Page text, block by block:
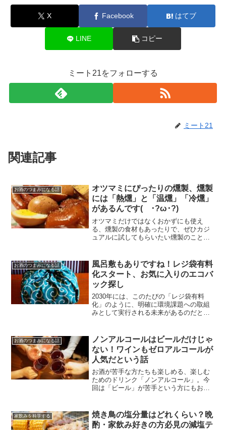
X Facebook はてブ
LINE コピー
ミート21をフォローする
ミート21
関連記事
お酒のつまみになる話
オツマミにぴったりの燻製、燻製
には「熱燻」と「温燻」「冷燻」
があるんです( ･?ω･?)
オツマミだけではなくおかずにも使え
る、燻製の食材もあったりで、ぜひカジ
ュアルに試してもらいたい燻製のことに
お酒のつまみになる話
風呂敷もありですね！レジ袋有料
化スタート、お気に入りのエコバ
ック探し
2030年には、このたびの「レジ袋有料
化」のように、明確に環境課題への取組
みとして実行される未来があるのだと思
も大事なんだと思います。
お酒のつまみになる話
ノンアルコールはビールだけじゃ
ない！ワインもゼロアルコールが
人気だという話
お酒が苦手な方たちも楽しめる、楽しむ
ためのドリンク「ノンアルコール」。今
回は「ビール」が苦手という方にもお役
家飲みを科学する
焼き鳥の塩分量はどれくらい？晩
酌・家飲み好きの方必見の減塩テ